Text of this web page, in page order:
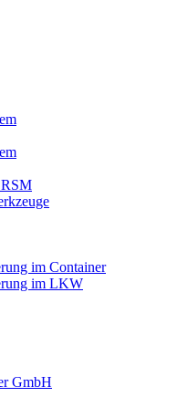
im Container
im LKW
GmbH